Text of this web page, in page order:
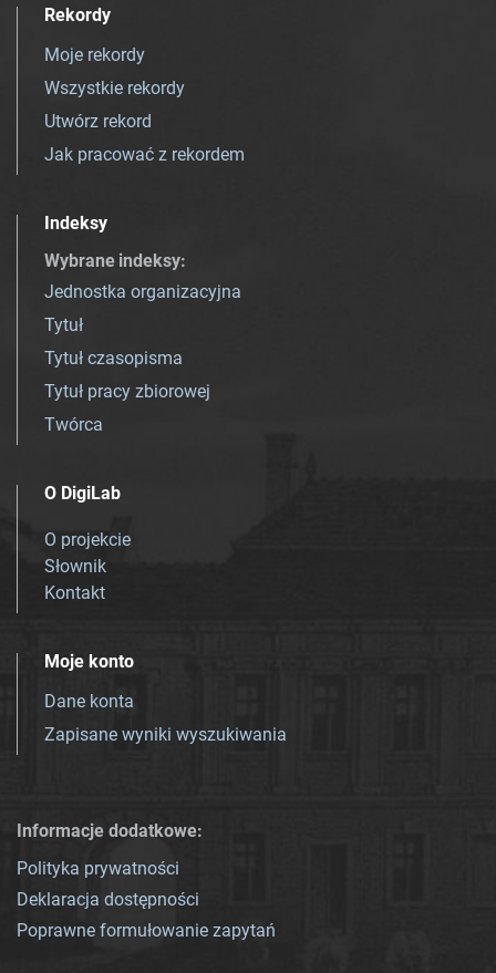
Rekordy
Moje rekordy
Wszystkie rekordy
Utwórz rekord
Jak pracować z rekordem
Indeksy
Wybrane indeksy:
Jednostka organizacyjna
Tytuł
Tytuł czasopisma
Tytuł pracy zbiorowej
Twórca
O DigiLab
O projekcie
Słownik
Kontakt
Moje konto
Dane konta
Zapisane wyniki wyszukiwania
Informacje dodatkowe:
Polityka prywatności
Deklaracja dostępności
Poprawne formułowanie zapytań